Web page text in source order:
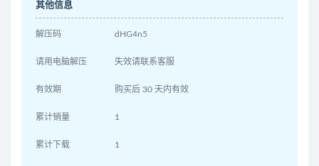
其他信息
解压码 dHG4n5
请用电脑解压 失效请联系客服
有效期 购买后 30 天内有效
累计销量 1
累计下载 1